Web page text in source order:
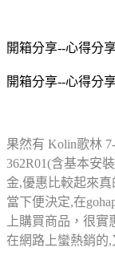
開箱分享--心得分
開箱分享--心得分
果然有 Kolin歌林
362R01(含基本安
金,優惠比較起來
當下便決定,在
上購買商品，很
在網路上蠻熱銷的,